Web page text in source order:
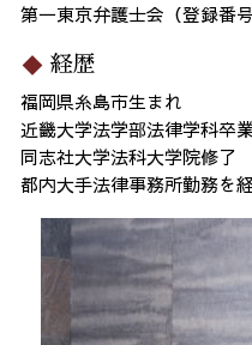
第一東京弁護士会（登録番号
経歴
福岡県糸島市生まれ
近畿大学法学部法律学科卒
同志社大学法科大学院修了
都内大手法律事務所勤務を